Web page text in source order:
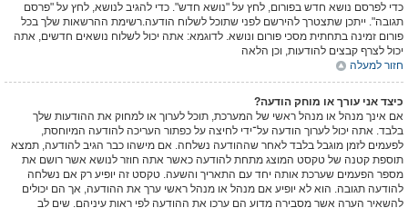
כדי לפרסם נושא חדש בפורום, לחץ על "נושא חדש". כדי להגיב לנושא, לחץ על "פרסם
תגובה". ייתכן שתצטרך להירשם לפני שתוכל לשלוח הודעה.רשימת ההרשאות שלך בכל
פורום זמינה בתחתית מסכי פורום ונושא. לדוגמא: אתה יכול לשלוח נושאים חדשים, אתה
יכול לצרף קבצים להודעות, וכן הלאה
חזור למעלה
כיצד אני עורך או מוחק הודעה?
אם אינך מנהל או מנהל ראשי של המערכת, תוכל לערוך או למחוק את ההודעות שלך
בלבד. אתה יכול לערוך הודעה על־ידי לחיצה על כפתור העריכה להודעה המיוחסת,
לפעמים לזמן מוגבל בלבד לאחר שההודעה נשלחה. אם מישהו כבר הגיב להודעה, תמצא
תוספת קטנה של טקסט המוצג מתחת להודעה כאשר אתה חוזר לנושא אשר רושם את
מספר הפעמים שערכת אותה יחד עם התאריך והשעה. טקסט זה יופיע רק אם נשלחה
להודעה תגובה. הוא לא יופיע אם מנהל או מנהל ראשי ערך את ההודעה, אך הם יכולים
להשאיר הערה אשר מסבירה מדוע הם ערכו את ההודעה לפי ראות עיניהם. שים לב